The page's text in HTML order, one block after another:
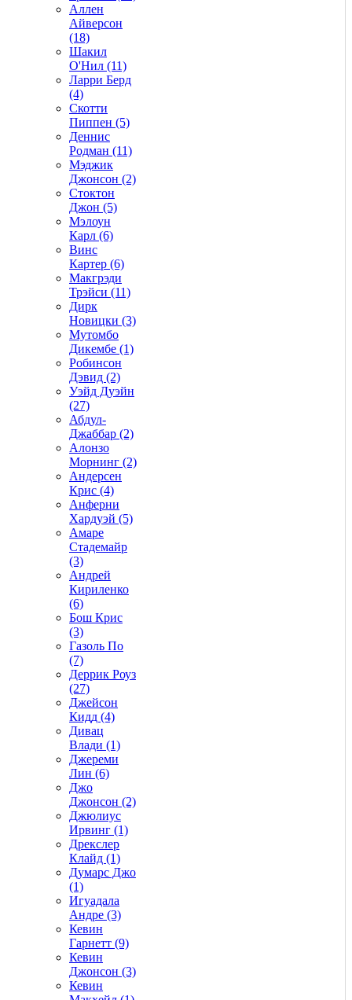
Аллен
Айверсон
(18)
Шакил
О'Нил (11)
Ларри Берд
(4)
Скотти
Пиппен (5)
Деннис
Родман (11)
Мэджик
Джонсон (2)
Стоктон
Джон (5)
Мэлоун
Карл (6)
Винс
Картер (6)
Макгрэди
Трэйси (11)
Дирк
Новицки (3)
Мутомбо
Дикембе (1)
Робинсон
Дэвид (2)
Уэйд Дуэйн
(27)
Абдул-
Джаббар (2)
Алонзо
Морнинг (2)
Андерсен
Крис (4)
Анферни
Xардуэй (5)
Амаре
Стадемайр
(3)
Андрей
Кириленко
(6)
Бош Крис
(3)
Газоль По
(7)
Деррик Роуз
(27)
Джейсон
Кидд (4)
Дивац
Влади (1)
Джереми
Лин (6)
Джо
Джонсон (2)
Джюлиус
Ирвинг (1)
Дрекслер
Клайд (1)
Думарс Джо
(1)
Игуадала
Андре (3)
Кевин
Гарнетт (9)
Кевин
Джонсон (3)
Кевин